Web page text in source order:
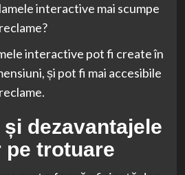
interactive mai scumpe
interactive pot fi create în
și pot fi mai accesibile
dezavantajele
pe trotuare